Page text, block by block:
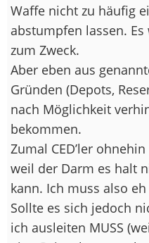
Waffe nicht zu häufig
abstumpfen lassen.
zum Zweck.
Aber eben aus
Gründen (Depots,
nach Möglichkeit
bekommen.
Zumal CED’ler
weil der Darm es halt
kann. Ich muss also
Sollte es sich jedoch
ich ausleiten MUSS